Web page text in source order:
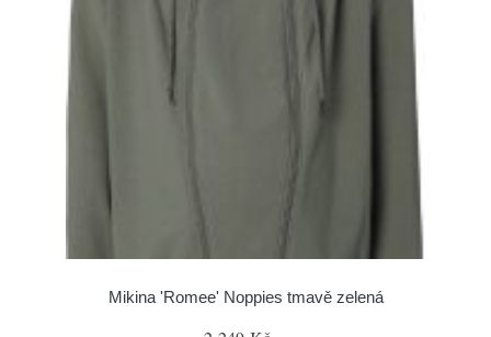
Mikina 'Romee' Noppies tmavě zelená